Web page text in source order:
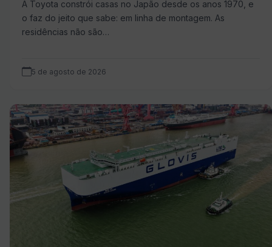
A Toyota constrói casas no Japão desde os anos 1970, e
o faz do jeito que sabe: em linha de montagem. As
residências não são…
5 de agosto de 2026